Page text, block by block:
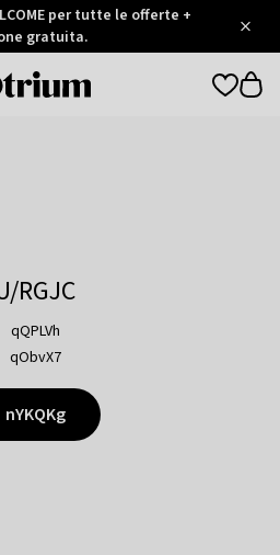
per tutte le offerte +
gratuita.
Otrium
RGJC
qQPLVh
qObvX7
nYKQKg